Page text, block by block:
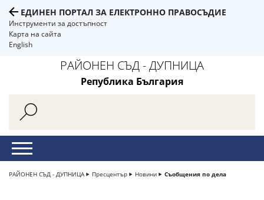
ЕДИНЕН ПОРТАЛ ЗА ЕЛЕКТРОННО ПРАВОСЪДИЕ
Инструменти за достъпност
Карта на сайта
English
РАЙОНЕН СЪД - ДУПНИЦА
Република България
РАЙОНЕН СЪД - ДУПНИЦА Пресцентър Новини Съобщения по дела